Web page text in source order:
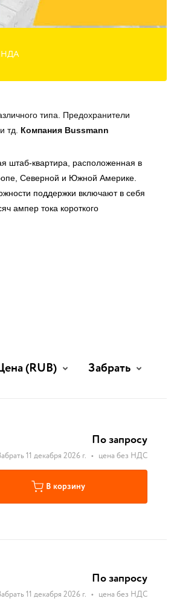
типа. Предохранители
тд. Компания Bussmann
штаб-квартира, расположенная в
Северной и Южной Америке.
поддержки включают в себя
ампер тока короткого
(RUB) Забрать
По запросу
11 декабря 2026 г. • цена без НДС
В корзину
По запросу
11 декабря 2026 г. • цена без НДС